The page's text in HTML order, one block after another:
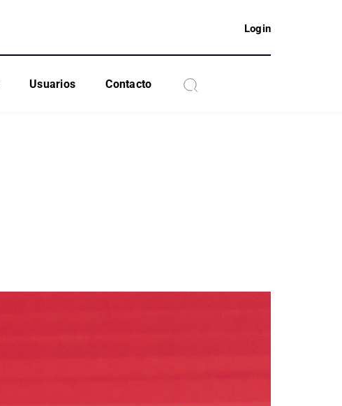
Login
Usuarios Contacto